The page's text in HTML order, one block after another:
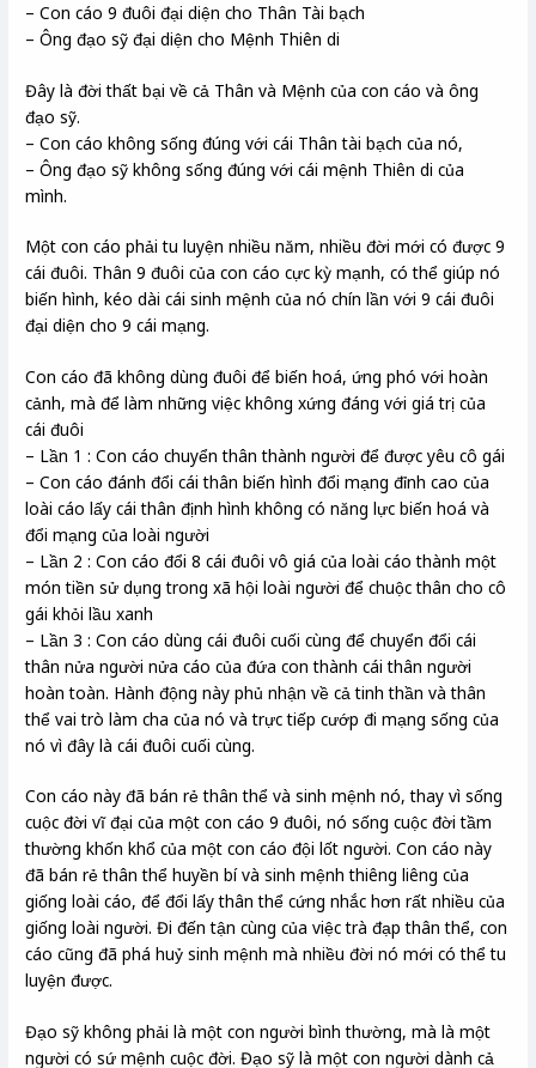
– Con cáo 9 đuôi đại diện cho Thân Tài bạch
– Ông đạo sỹ đại diện cho Mệnh Thiên di
Đây là đời thất bại về cả Thân và Mệnh của con cáo và ông
đạo sỹ.
– Con cáo không sống đúng với cái Thân tài bạch của nó,
– Ông đạo sỹ không sống đúng với cái mệnh Thiên di của
mình.
Một con cáo phải tu luyện nhiều năm, nhiều đời mới có được 9
cái đuôi. Thân 9 đuôi của con cáo cực kỳ mạnh, có thể giúp nó
biến hình, kéo dài cái sinh mệnh của nó chín lần với 9 cái đuôi
đại diện cho 9 cái mạng.
Con cáo đã không dùng đuôi để biến hoá, ứng phó với hoàn
cảnh, mà để làm những việc không xứng đáng với giá trị của
cái đuôi
– Lần 1 : Con cáo chuyển thân thành người để được yêu cô gái
– Con cáo đánh đổi cái thân biến hình đổi mạng đỉnh cao của
loài cáo lấy cái thân định hình không có năng lực biến hoá và
đổi mạng của loài người
– Lần 2 : Con cáo đổi 8 cái đuôi vô giá của loài cáo thành một
món tiền sử dụng trong xã hội loài người để chuộc thân cho cô
gái khỏi lầu xanh
– Lần 3 : Con cáo dùng cái đuôi cuối cùng để chuyển đổi cái
thân nửa người nửa cáo của đứa con thành cái thân người
hoàn toàn. Hành động này phủ nhận về cả tinh thần và thân
thể vai trò làm cha của nó và trực tiếp cướp đi mạng sống của
nó vì đây là cái đuôi cuối cùng.
Con cáo này đã bán rẻ thân thể và sinh mệnh nó, thay vì sống
cuộc đời vĩ đại của một con cáo 9 đuôi, nó sống cuộc đời tầm
thường khốn khổ của một con cáo đội lốt người. Con cáo này
đã bán rẻ thân thể huyền bí và sinh mệnh thiêng liêng của
giống loài cáo, để đổi lấy thân thể cứng nhắc hơn rất nhiều của
giống loài người. Đi đến tận cùng của việc trà đạp thân thể, con
cáo cũng đã phá huỷ sinh mệnh mà nhiều đời nó mới có thể tu
luyện được.
Đạo sỹ không phải là một con người bình thường, mà là một
người có sứ mệnh cuộc đời. Đạo sỹ là một con người dành cả